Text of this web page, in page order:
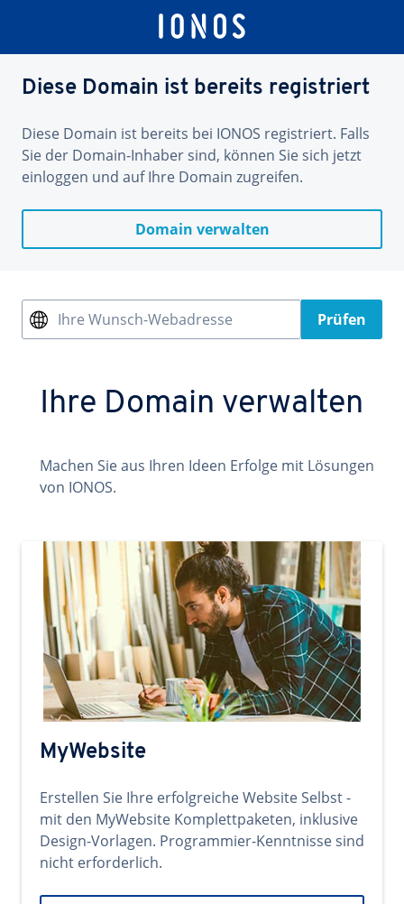
Diese Domain ist bereits registriert
Diese Domain ist bereits bei IONOS registriert. Falls
Sie der Domain-Inhaber sind, können Sie sich jetzt
einloggen und auf Ihre Domain zugreifen.
Domain verwalten
Ihre Wunsch-Webadresse Prüfen
Ihre Domain verwalten
Machen Sie aus Ihren Ideen Erfolge mit Lösungen
von IONOS.
MyWebsite
Erstellen Sie Ihre erfolgreiche Website Selbst -
mit den MyWebsite Komplettpaketen, inklusive
Design-Vorlagen. Programmier-Kenntnisse sind
nicht erforderlich.